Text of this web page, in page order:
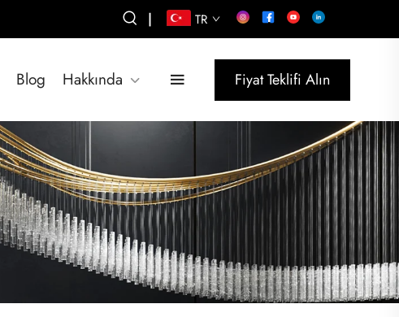
| TR
Blog Hakkında Fiyat Teklifi Alın